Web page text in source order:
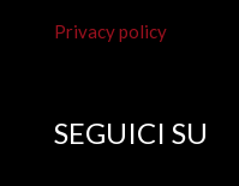
Privacy policy
SEGUICI SU